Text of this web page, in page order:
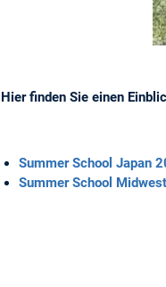
Hier finden Sie einen
Summer School Japan
Summer School